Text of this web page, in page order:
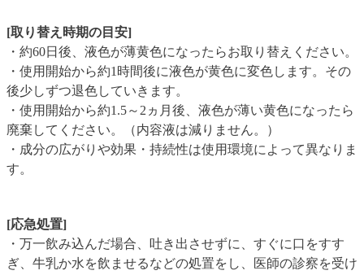
[取り替え時期の目安]
・約60日後、液色が薄黄色になったらお取り替えください。
・使用開始から約1時間後に液色が黄色に変色します。その
後少しずつ退色していきます。
・使用開始から約1.5～2ヵ月後、液色が薄い黄色になったら
廃棄してください。（内容液は減りません。）
・成分の広がりや効果・持続性は使用環境によって異なりま
す。
[応急処置]
・万一飲み込んだ場合、吐き出させずに、すぐに口をすす
ぎ、牛乳か水を飲ませるなどの処置をし、医師の診察を受け